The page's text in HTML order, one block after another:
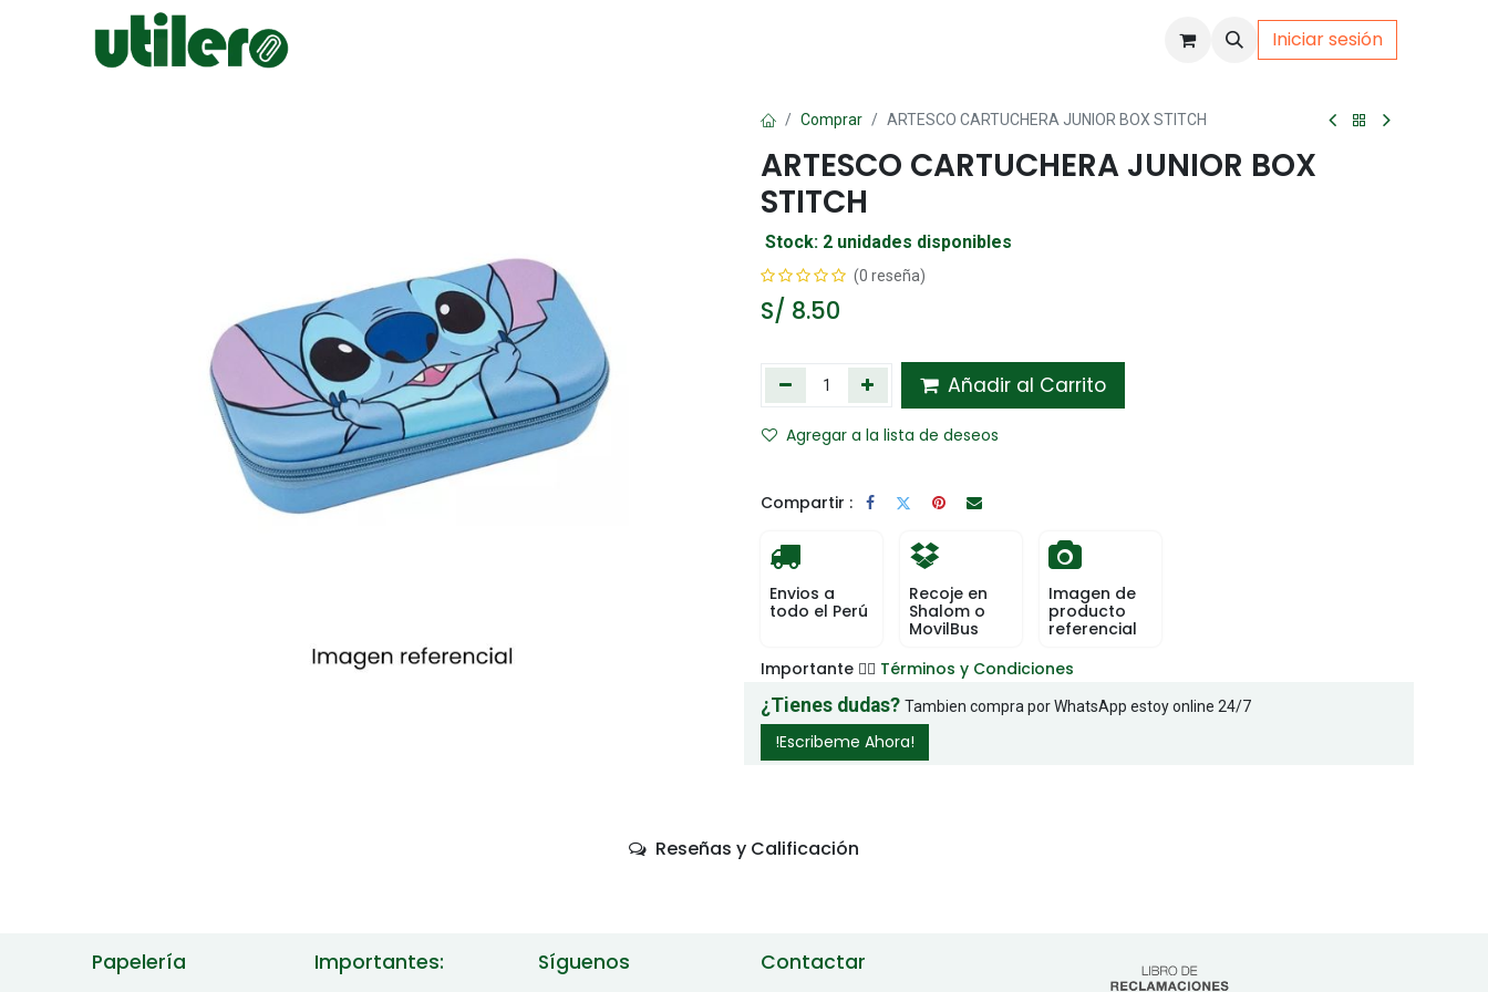
Iniciar sesión
Comprar ARTESCO CARTUCHERA JUNIOR BOX STITCH
ARTESCO CARTUCHERA JUNIOR BOX
STITCH
Stock: 2 unidades disponibles
(0 reseña)
S/ 8.50
Añadir al Carrito
Agregar a la lista de deseos
Compartir :
Envios a
todo el Perú
Recoje en
Shalom o
MovilBus
Imagen de
producto
referencial
Importante 👉🏻 Términos y Condiciones
¿Tienes dudas? Tambien compra por WhatsApp estoy online 24/7
!Escribeme Ahora!
Reseñas y Calificación
Papelería Importantes: Síguenos Contactar